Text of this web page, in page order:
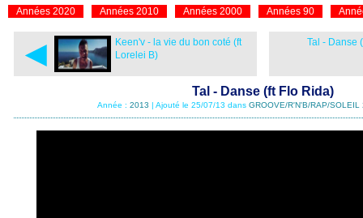
Années 2020
Années 2010 Années 2000 Années 90
◄
Keen'v - la vie du bon coté (ft
Lorelei B)
Tal - Danse
Tal - Danse (ft Flo Rida)
Année : 2013 | Ajouté le 25/07/13 dans GROOVE/R'N'B/RAP/SOLEIL